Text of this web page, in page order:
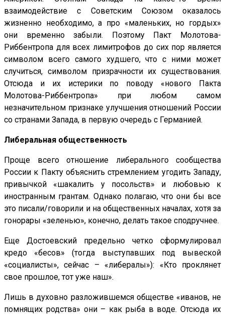
взаимодействие с Советским Союзом оказалось
жизненно необходимо, а про «маленьких, но гордых»
они временно забыли. Поэтому Пакт Молотова-
Риббентропа для всех лимитрофов до сих пор является
символом всего самого худшего, что с ними может
случиться, символом призрачности их существования.
Отсюда и их истерики по поводу «нового Пакта
Молотова-Риббентропа» при любом самом
незначительном признаке улучшения отношений России
со странами Запада, в первую очередь с Германией.
Либеральная общественность
Проще всего отношение либерального сообщества
России к Пакту объяснить стремлением угодить Западу,
привычкой «шакалить у посольств» и любовью к
иностранным грантам. Однако полагаю, что они бы все
это писали/говорили и на общественных началах, хотя за
гонорары «зеленью», конечно, делать такое сподручнее.
Еще Достоевский предельно четко сформулировал
кредо «бесов» (тогда выступавших под вывеской
«социалисты», сейчас – «либералы»): «Кто проклянет
свое прошлое, тот уже наш».
Лишь в духовно разложившемся обществе «иванов, не
помнящих родства» они – как рыба в воде. Отсюда их